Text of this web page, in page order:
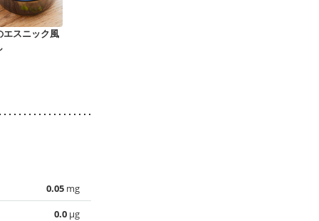
エスニック風
0.05 mg
0.0 µg